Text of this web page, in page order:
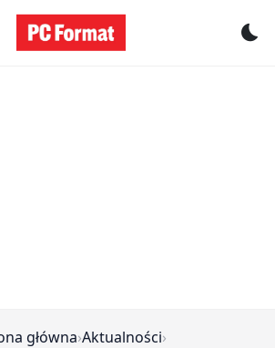
główna›Aktualności›